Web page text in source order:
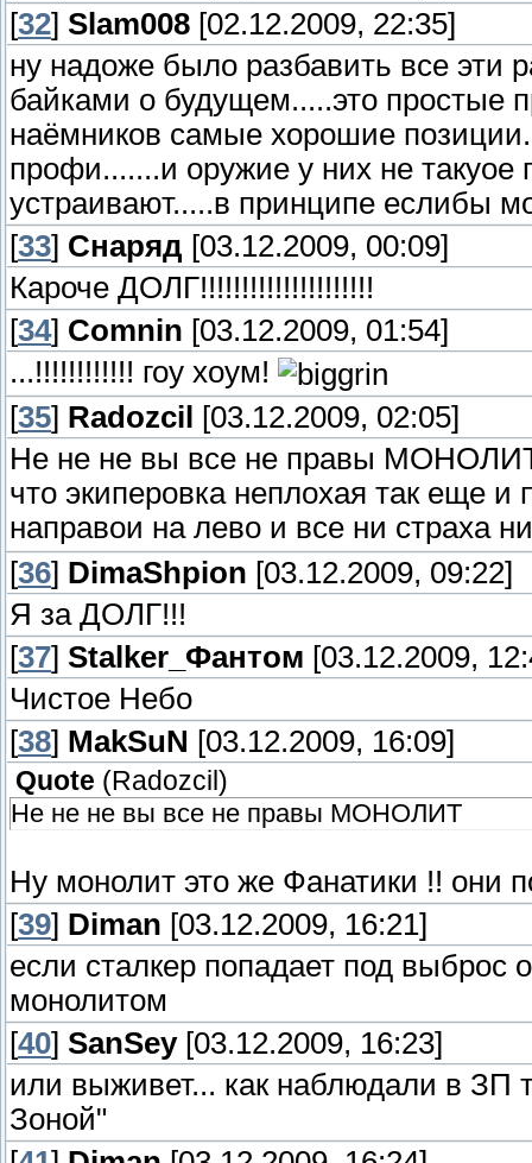
[32] Slam008 [02.12.2009, 22:35]
ну надоже было разбавить все эти
байками о будущем.....это простые
наёмников самые хорошие
профи.......и оружие у них не
устраивают.....в принципе еслибы
[33] Снаряд [03.12.2009, 00:09]
Кароче ДОЛГ!!!!!!!!!!!!!!!!!!!!!
[34] Comnin [03.12.2009, 01:54]
...!!!!!!!!!!!! гоу хоум!
[35] Radozcil
[03.12.2009, 02:05]
Не не не вы все не правы
что экиперовка неплохая так еще
направои на лево и все ни страха
[36] DimaShpion [03.12.2009, 09:22]
Я за ДОЛГ!!!
[37] Stalker_Фантом [03.12.2009,
Чистое Небо
[38] MakSuN [03.12.2009, 16:09]
Quote ( Radozcil )
Не не не вы все не правы МОНОЛИТ
Ну монолит это же Фанатики !! они
[39] Diman [03.12.2009, 16:21]
если сталкер попадает под выброс
монолитом
[40] SanSey[03.12.2009, 16:23]
или выживет... как наблюдали в ЗП
Зоной"